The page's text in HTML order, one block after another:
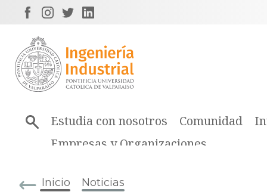
Estudia con nosotros Comunidad
Empresas y Organizaciones
Inicio Noticias